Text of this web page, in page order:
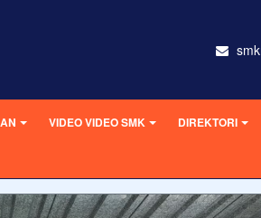
VIDEO VIDEO SMK DIREKTORI